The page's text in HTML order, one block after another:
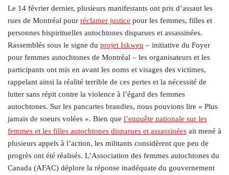
Le 14 février dernier, plusieurs manifestants ont pris d’assaut les
rues de Montréal pour réclamer justice pour les femmes, filles et
personnes bispirituelles autochtones disparues et assassinées.
Rassemblés sous le signe du projet Iskweu – initiative du Foyer
pour femmes autochtones de Montréal – les organisateurs et les
participants ont mis en avant les noms et visages des victimes,
rappelant ainsi la réalité terrible de ces pertes et la nécessité de
lutter sans répit contre la violence à l’égard des femmes
autochtones. Sur les pancartes brandies, nous pouvions lire « Plus
jamais de soeurs volées ». Bien que l’enquête nationale sur les
femmes et les filles autochtones disparues et assassinées ait mené à
plusieurs appels à l’action, les militants considèrent que peu de
progrès ont été réalisés. L’Association des femmes autochtones du
Canada (AFAC) déplore la réponse inadéquate du gouvernement